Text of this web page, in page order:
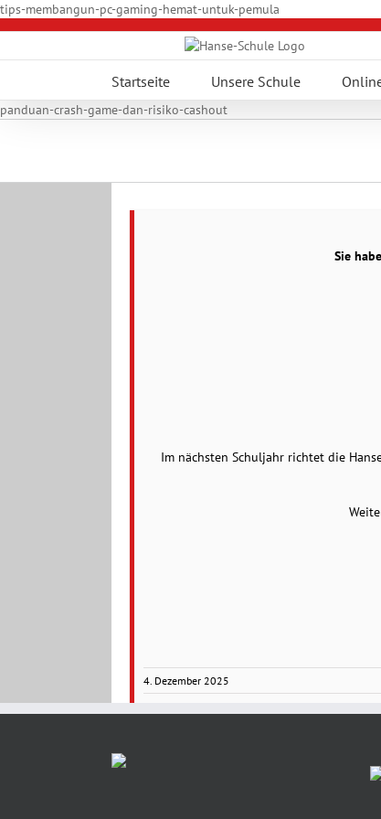
tips-membangun-pc-gaming-hemat-untuk-pemula
springen
Startseite Unsere Schule
panduan-crash-game-dan-risiko-cashout
Sie
Im nächsten Schuljahr richtet die
4. Dezember 2025